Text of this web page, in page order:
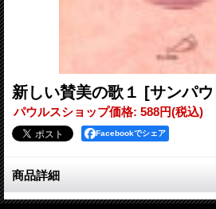
新しい賛美の歌１ [サンパウ
パウルスショップ価格: 588円(税込)
Facebookでシェア
商品詳細
日本の教会の新たな歩みに応えて、聖